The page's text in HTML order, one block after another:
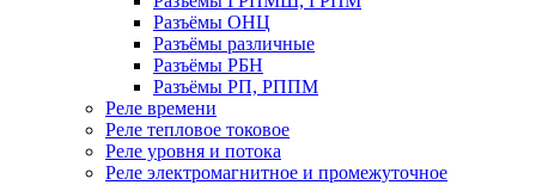
Разъёмы ОНЦ
Разъёмы различные
Разъёмы РБН
Разъёмы РП, РППМ
Реле времени
Реле тепловое токовое
Реле уровня и потока
Реле электромагнитное и промежуточное